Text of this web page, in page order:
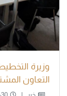
وزيرة
التعاون